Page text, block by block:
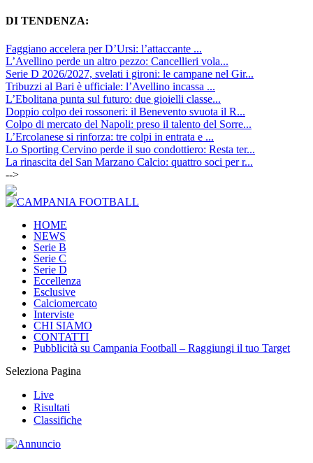
DI TENDENZA:
Faggiano accelera per D’Ursi: l’attaccante ...
L’Avellino perde un altro pezzo: Cancellieri vola...
Serie D 2026/2027, svelati i gironi: le campane nel Gir...
Tribuzzi al Bari è ufficiale: l’Avellino incassa ...
L’Ebolitana punta sul futuro: due gioielli classe...
Doppio colpo dei rossoneri: il Benevento svuota il R...
Colpo di mercato del Napoli: preso il talento del Sorre...
L’Ercolanese si rinforza: tre colpi in entrata e ...
Lo Sporting Cervino perde il suo condottiero: Resta ter...
La rinascita del San Marzano Calcio: quattro soci per r...
-->
HOME
NEWS
Serie B
Serie C
Serie D
Eccellenza
Esclusive
Calciomercato
Interviste
CHI SIAMO
CONTATTI
Pubblicità su Campania Football – Raggiungi il tuo Target
Seleziona Pagina
Live
Risultati
Classifiche